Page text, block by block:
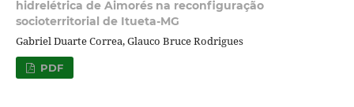
hidrelétrica de Aimorés na reconfiguração
socioterritorial de Itueta-MG
Gabriel Duarte Correa, Glauco Bruce Rodrigues
PDF